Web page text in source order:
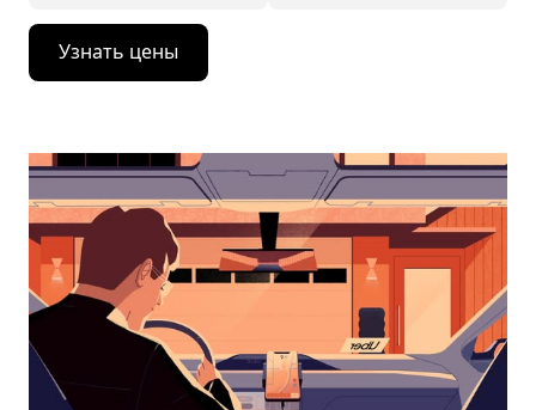
Нажмите
стрелку
вниз,
календарю
выбрать
дату.
Чтобы
закрыть
календарь,
нажмите
Esc.
Узнать цены